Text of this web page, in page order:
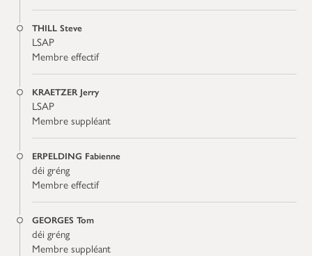
THILL Steve
LSAP
Membre effectif
KRAETZER Jerry
LSAP
Membre suppléant
ERPELDING Fabienne
déi gréng
Membre effectif
GEORGES Tom
déi gréng
Membre suppléant